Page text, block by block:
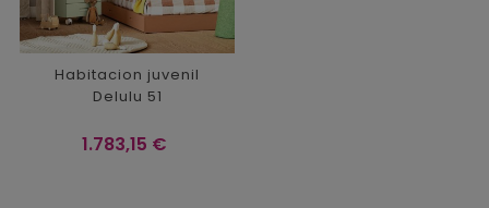
Habitacion juvenil
Delulu 51
Precio
1.783,15 €